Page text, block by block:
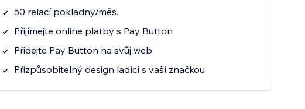
50 relací pokladny/měs.
Přijímejte online platby s Pay Button
Přidejte Pay Button na svůj web
Přizpůsobitelný design ladící s vaší značkou